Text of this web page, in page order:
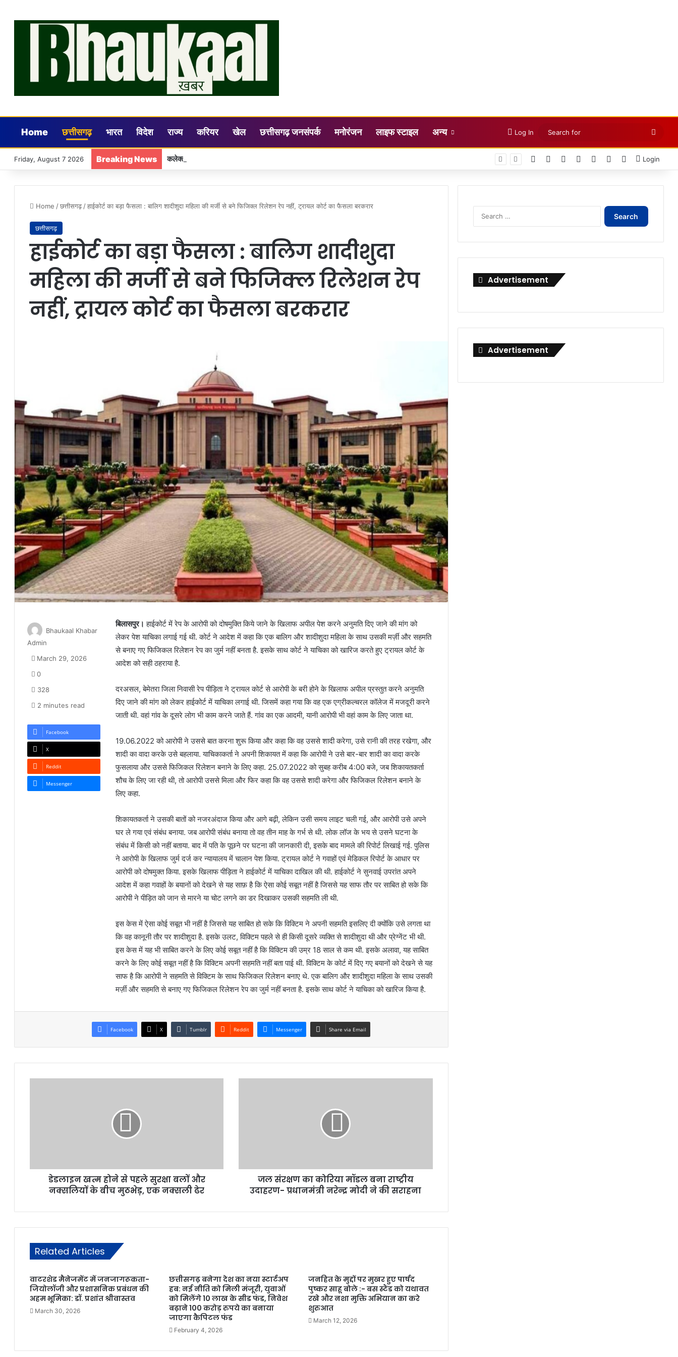
Home छत्तीसगढ़ भारत विदेश राज्य करियर खेल छत्तीसगढ़ जनसंपर्क मनोरंजन लाइफ स्टाइल अन्य Log In
for
Friday, August 7 2026 Breaking News कलेक्टर डॉ. गौरव सिंह की अध्यक्षता में जिला स्तरीय सलाहकार समिति (DLCC) की बैठक सम्पन्न Facebook LinkedInYouTubeInstagramTelegramWhatsApp
Login
Home / छत्तीसगढ़ / हाईकोर्ट का बड़ा फैसला : बालिग शादीशुदा महिला की मर्जी से बने फिजिक्ल रिलेशन रेप नहीं, ट्रायल कोर्ट का फैसला बरकरार
छत्तीसगढ़
हाईकोर्ट का बड़ा फैसला : बालिग शादीशुदा
महिला की मर्जी से बने फिजिक्ल रिलेशन रेप
नहीं, ट्रायल कोर्ट का फैसला बरकरार
बिलासपुर।हाईकोर्ट में रेप के आरोपी को दोषमुक्ति किये जाने के खिलाफ अपील पेश करने अनुमति दिए जाने की मांग को
लेकर पेश याचिका लगाई गई थी. कोर्ट ने आदेश में कहा कि एक बालिग और शादीशुदा महिला के साथ उसकी मर्ज़ी और सहमति
से बनाए गए फिजिकल रिलेशन रेप का जुर्म नहीं बनता है. इसके साथ कोर्ट ने याचिका को खारिज करते हुए ट्रायल कोर्ट के
आदेश को सही ठहराया है.
दरअसल, बेमेतरा जिला निवासी रेप पीड़िता ने ट्रायल कोर्ट से आरोपी के बरी होने के खिलाफ अपील प्रस्तुत करने अनुमति
दिए जाने की मांग को लेकर हाईकोर्ट में याचिका लगाई थी. जिसमें कहा गया कि वह एक एग्रीकल्चरल कॉलेज में मजदूरी करने
जाती थी. वहां गांव के दूसरे लोग भी काम करने जाते हैं. गांव का एक आदमी, यानी आरोपी भी वहां काम के लिए जाता था.
19.06.2022 को आरोपी ने उससे बात करना शुरू किया और कहा कि वह उससे शादी करेगा, उसे रानी की तरह रखेगा, और
शादी का वादा करके उसे बहलाया. याचिकाकर्ता ने अपनी शिकायत में कहा कि आरोपी ने उसे बार-बार शादी का वादा करके
फुसलाया और उससे फिजिकल रिलेशन बनाने के लिए कहा. 25.07.2022 को सुबह करीब 4:00 बजे, जब शिकायतकर्ता
शौच के लिए जा रही थी, तो आरोपी उससे मिला और फिर कहा कि वह उससे शादी करेगा और फिजिकल रिलेशन बनाने के
लिए कहा.
शिकायतकर्ता ने उसकी बातों को नजरअंदाज किया और आगे बढ़ी, लेकिन उसी समय लाइट चली गई, और आरोपी उसे अपने
घर ले गया एवं संबंध बनाया. जब आरोपी संबंध बनाया तो वह तीन माह के गर्भ से थी. लोक लॉज के भय से उसने घटना के
संबंध में किसी को नहीं बताया. बाद में पति के पूछने पर घटना की जानकारी दी, इसके बाद मामले की रिपोर्ट लिखाई गई. पुलिस
ने आरोपी के खिलाफ जुर्म दर्ज कर न्यायालय में चालान पेश किया. ट्रायल कोर्ट ने गवाहों एवं मेडिकल रिपोर्ट के आधार पर
आरोपी को दोषमुक्त किया. इसके खिलाफ पीड़िता ने हाईकोर्ट में याचिका दाखिल की थी. हाईकोर्ट ने सुनवाई उपरांत अपने
आदेश में कहा गवाहों के बयानों को देखने से यह साफ़ है कि ऐसा कोई सबूत नहीं है जिससे यह साफ तौर पर साबित हो सके कि
आरोपी ने पीड़ित को जान से मारने या चोट लगने का डर दिखाकर उसकी सहमति ली थी.
इस केस में ऐसा कोई सबूत भी नहीं है जिससे यह साबित हो सके कि विक्टिम ने अपनी सहमति इसलिए दी क्योंकि उसे लगता था
कि वह कानूनी तौर पर शादीशुदा है. इसके उलट, विक्टिम पहले से ही किसी दूसरे व्यक्ति से शादीशुदा थी और प्रेग्नेंट भी थी.
इस केस में यह भी साबित करने के लिए कोई सबूत नहीं है कि विक्टिम की उम्र 18 साल से कम थी. इसके अलावा, यह साबित
करने के लिए कोई सबूत नहीं है कि विक्टिम अपनी सहमति नहीं बता पाई थी. विक्टिम के कोर्ट में दिए गए बयानों को देखने से यह
साफ है कि आरोपी ने सहमति से विक्टिम के साथ फिजिकल रिलेशन बनाए थे. एक बालिग और शादीशुदा महिला के साथ उसकी
मर्ज़ी और सहमति से बनाए गए फिजिकल रिलेशन रेप का जुर्म नहीं बनता है. इसके साथ कोर्ट ने याचिका को खारिज किया है.
Bhaukaal Khabar
Admin
March 29, 2026
0
328
2 minutes read
Facebook
X
Reddit
Messenger
Facebook X Tumblr Reddit Messenger Share via Email
डेडलाइन खत्म होने से पहले सुरक्षा बलों और
नक्सलियों के बीच मुठभेड़, एक नक्सली ढेर
जल संरक्षण का कोरिया मॉडल बना राष्ट्रीय
उदाहरण- प्रधानमंत्री नरेन्द्र मोदी ने की सराहना
Related Articles
वाटरशेड मैनेजमेंट में जनजागरूकता-
जियोलॉजी और प्रशासनिक प्रबंधन की
अहम भूमिका: डॉ. प्रशांत श्रीवास्तव
March 30, 2026
छत्तीसगढ़ बनेगा देश का नया स्टार्टअप
हब: नई नीति को मिली मंजूरी, युवाओं
को मिलेंगे 10 लाख के सीड फंड, निवेश
बढ़ाने 100 करोड़ रुपये का बनाया
जाएगा कैपिटल फंड
February 4, 2026
जनहित के मुद्दों पर मुखर हुए पार्षद
पुष्कर साहू बोले :- बस स्टैंड को यथावत
रखे और नशा मुक्ति अभियान का करे
शुरुआत
March 12, 2026
Search
Advertisement
Advertisement